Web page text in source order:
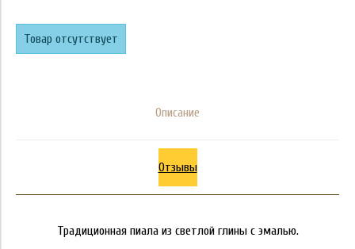
Товар отсутствует
Описание
Отзывы
Традиционная пиала из светлой глины с эмалью.